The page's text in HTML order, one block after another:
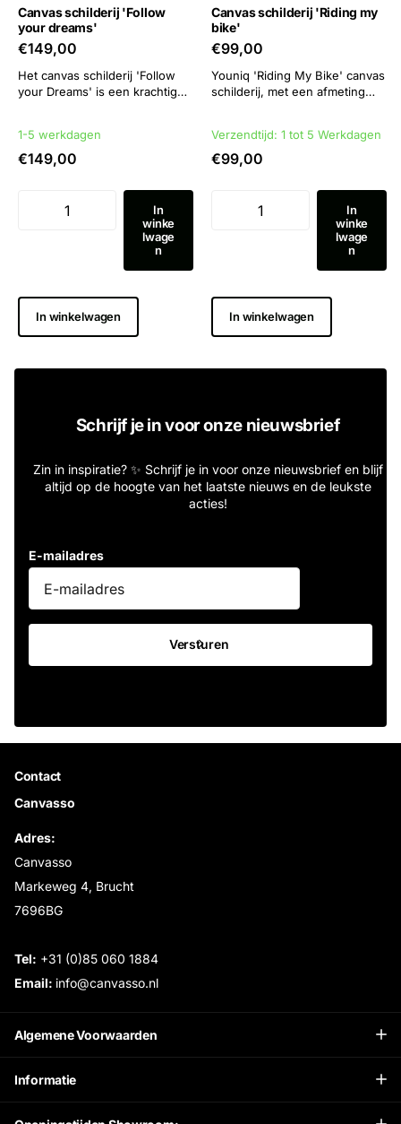
Canvas schilderij 'Follow
your dreams'
€149,00
Het canvas schilderij 'Follow
your Dreams' is een krachtig
1-5 werkdagen
€149,00
In
winke
lwage
n
In winkelwagen
Canvas schilderij 'Riding my
bike'
€99,00
Youniq 'Riding My Bike' canvas
schilderij, met een afmeting
Verzendtijd: 1 tot 5 Werkdagen
€99,00
In
winke
lwage
n
In winkelwagen
Schrijf je in voor onze nieuwsbrief
Zin in inspiratie? ✨ Schrijf je in voor onze nieuwsbrief en blijf
altijd op de hoogte van het laatste nieuws en de leukste
acties!
E-mailadres
Versturen
Algemene Voorwaarden
Informatie
Contact
Canvasso
Adres:
Canvasso
Markeweg 4, Brucht
7696BG
Tel: +31 (0)85 060 1884
Email: info@canvasso.nl